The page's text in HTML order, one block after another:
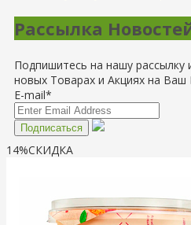
Рассылка
Подпишитесь на нашу
новых Товарах и Акциях на Ваш
E-mail*
14%СКИДКА